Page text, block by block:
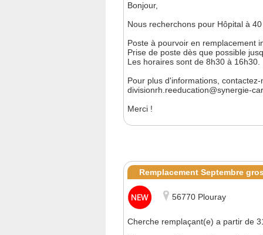
Bonjour,
Nous recherchons pour Hôpital à
Poste à pourvoir en remplacement
Prise de poste dès que possible
Les horaires sont de 8h30 à 16h30.
Pour plus d'informations,
divisionrh.reeducation@synergie-
Merci !
Remplacement Septembre
56770 Plouray
Cherche remplaçant(e) a partir de